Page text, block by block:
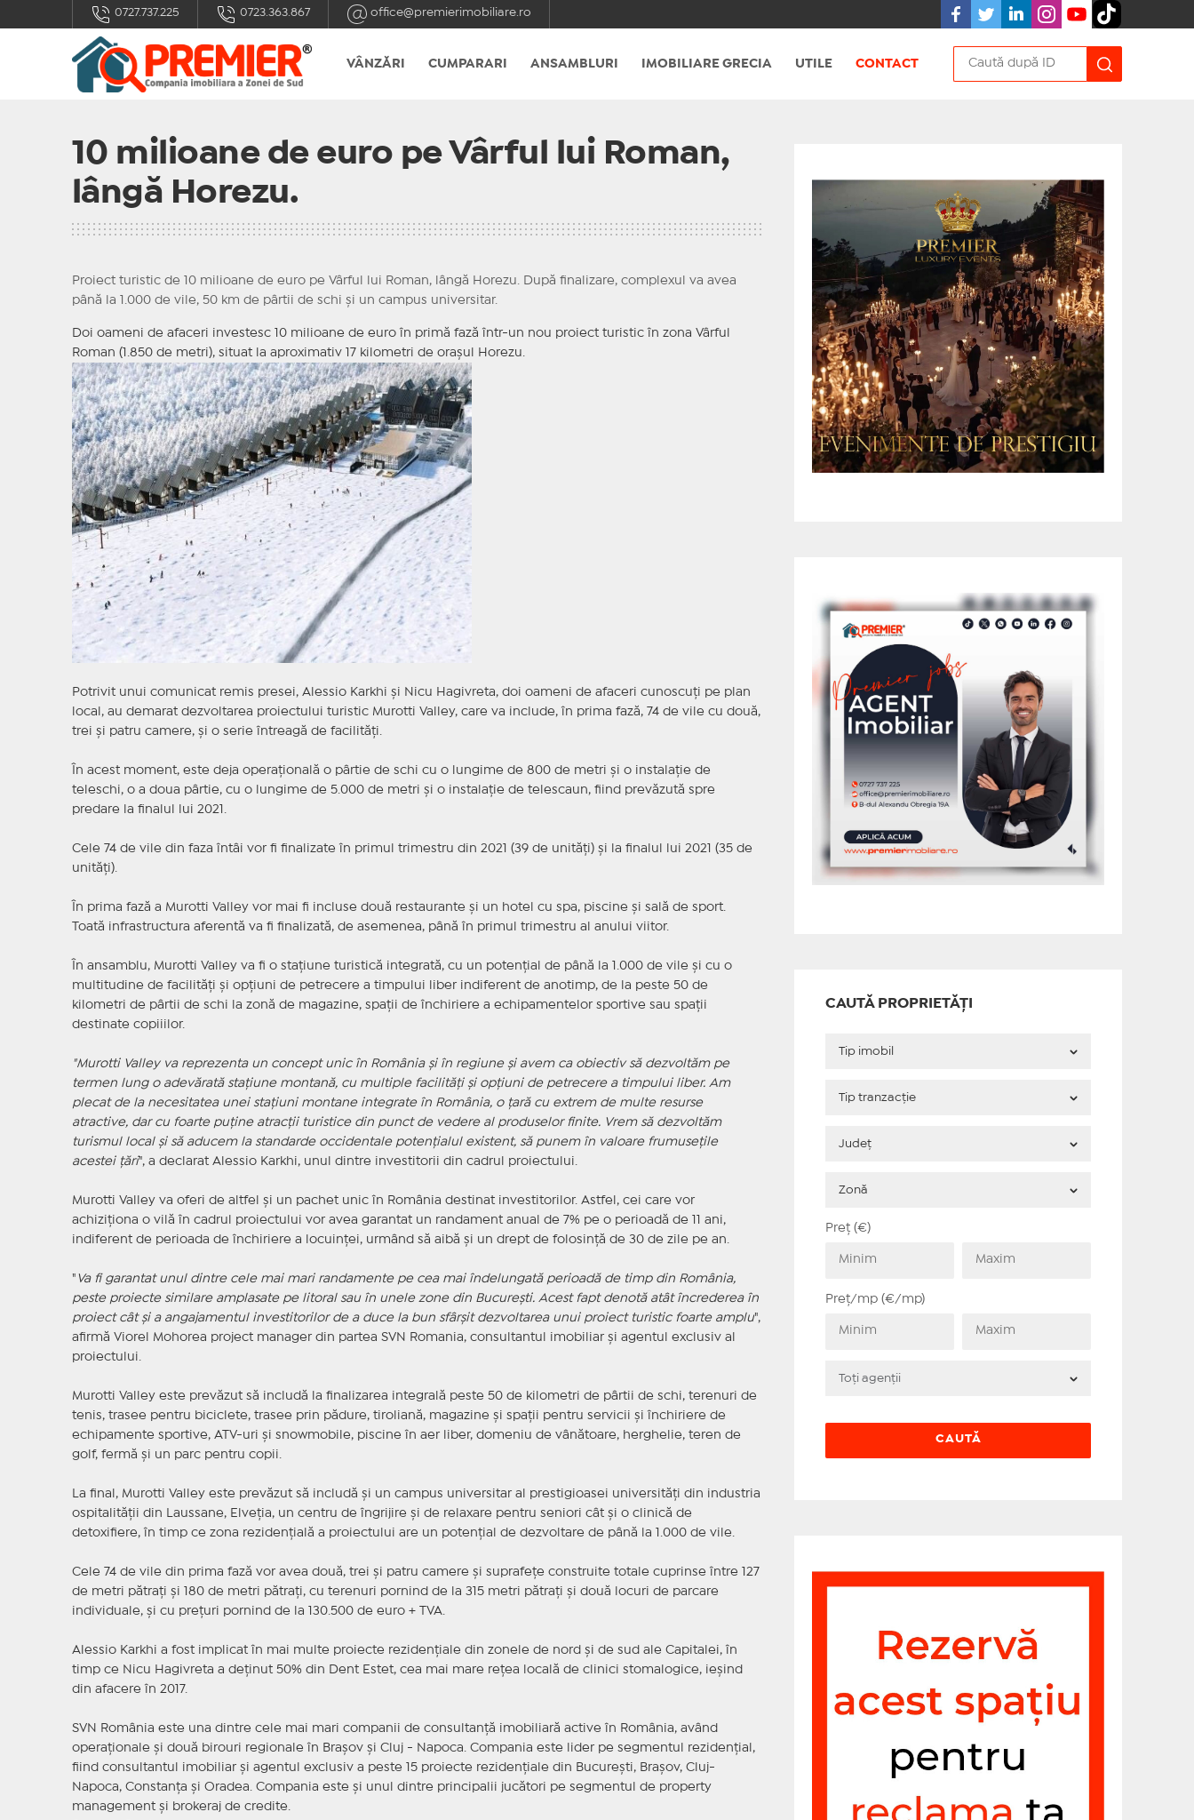
0727.737.225 0723.363.867 office@premierimobiliare.ro
VÂNZĂRI CUMPARARI ANSAMBLURI IMOBILIARE GRECIA UTILE CONTACT
10 milioane de euro pe Vârful lui Roman,
lângă Horezu.
Proiect turistic de 10 milioane de euro pe Vârful lui Roman, lângă Horezu. După finalizare, complexul va avea
până la 1.000 de vile, 50 km de pârtii de schi și un campus universitar.
Doi oameni de afaceri investesc 10 milioane de euro în primă fază într-un nou proiect turistic în zona Vârful
Roman (1.850 de metri), situat la aproximativ 17 kilometri de oraşul Horezu.
Potrivit unui comunicat remis presei, Alessio Karkhi şi Nicu Hagivreta, doi oameni de afaceri cunoscuţi pe plan
local, au demarat dezvoltarea proiectului turistic Murotti Valley, care va include, în prima fază, 74 de vile cu două,
trei şi patru camere, şi o serie întreagă de facilităţi.
În acest moment, este deja operaţională o pârtie de schi cu o lungime de 800 de metri şi o instalaţie de
teleschi, o a doua pârtie, cu o lungime de 5.000 de metri şi o instalaţie de telescaun, fiind prevăzută spre
predare la finalul lui 2021.
Cele 74 de vile din faza întâi vor fi finalizate în primul trimestru din 2021 (39 de unităţi) şi la finalul lui 2021 (35 de
unităţi).
În prima fază a Murotti Valley vor mai fi incluse două restaurante şi un hotel cu spa, piscine şi sală de sport.
Toată infrastructura aferentă va fi finalizată, de asemenea, până în primul trimestru al anului viitor.
În ansamblu, Murotti Valley va fi o staţiune turistică integrată, cu un potenţial de până la 1.000 de vile şi cu o
multitudine de facilităţi şi opţiuni de petrecere a timpului liber indiferent de anotimp, de la peste 50 de
kilometri de pârtii de schi la zonă de magazine, spaţii de închiriere a echipamentelor sportive sau spaţii
destinate copiiilor.
"Murotti Valley va reprezenta un concept unic în România şi în regiune şi avem ca obiectiv să dezvoltăm pe
termen lung o adevărată staţiune montană, cu multiple facilităţi şi opţiuni de petrecere a timpului liber. Am
plecat de la necesitatea unei staţiuni montane integrate în România, o ţară cu extrem de multe resurse
atractive, dar cu foarte puţine atracţii turistice din punct de vedere al produselor finite. Vrem să dezvoltăm
turismul local şi să aducem la standarde occidentale potenţialul existent, să punem în valoare frumuseţile
acestei ţări", a declarat Alessio Karkhi, unul dintre investitorii din cadrul proiectului.
Murotti Valley va oferi de altfel şi un pachet unic în România destinat investitorilor. Astfel, cei care vor
achiziţiona o vilă în cadrul proiectului vor avea garantat un randament anual de 7% pe o perioadă de 11 ani,
indiferent de perioada de închiriere a locuinţei, urmând să aibă şi un drept de folosinţă de 30 de zile pe an.
" Va fi garantat unul dintre cele mai mari randamente pe cea mai îndelungată perioadă de timp din România,
peste proiecte similare amplasate pe litoral sau în unele zone din Bucureşti. Acest fapt denotă atât încrederea în
proiect cât şi a angajamentul investitorilor de a duce la bun sfârşit dezvoltarea unui proiect turistic foarte amplu",
afirmă Viorel Mohorea project manager din partea SVN Romania, consultantul imobiliar şi agentul exclusiv al
proiectului.
Murotti Valley este prevăzut să includă la finalizarea integrală peste 50 de kilometri de pârtii de schi, terenuri de
tenis, trasee pentru biciclete, trasee prin pădure, tiroliană, magazine şi spaţii pentru servicii şi închiriere de
echipamente sportive, ATV-uri şi snowmobile, piscine în aer liber, domeniu de vânătoare, herghelie, teren de
golf, fermă şi un parc pentru copii.
La final, Murotti Valley este prevăzut să includă şi un campus universitar al prestigioasei universităţi din industria
ospitalităţii din Laussane, Elveţia, un centru de îngrijire şi de relaxare pentru seniori cât şi o clinică de
detoxifiere, în timp ce zona rezidenţială a proiectului are un potenţial de dezvoltare de până la 1.000 de vile.
Cele 74 de vile din prima fază vor avea două, trei şi patru camere şi suprafeţe construite totale cuprinse între 127
de metri pătraţi şi 180 de metri pătraţi, cu terenuri pornind de la 315 metri pătraţi şi două locuri de parcare
individuale, şi cu preţuri pornind de la 130.500 de euro + TVA.
Alessio Karkhi a fost implicat în mai multe proiecte rezidenţiale din zonele de nord şi de sud ale Capitalei, în
timp ce Nicu Hagivreta a deţinut 50% din Dent Estet, cea mai mare reţea locală de clinici stomalogice, ieşind
din afacere în 2017.
SVN România este una dintre cele mai mari companii de consultanţă imobiliară active în România, având
operaţionale şi două birouri regionale în Braşov şi Cluj - Napoca. Compania este lider pe segmentul rezidenţial,
fiind consultantul imobiliar şi agentul exclusiv a peste 15 proiecte rezidenţiale din Bucureşti, Braşov, Cluj-
Napoca, Constanţa şi Oradea. Compania este şi unul dintre principalii jucători pe segmentul de property
management şi brokeraj de credite.
CAUTĂ PROPRIETĂȚI
Preț (€)
Preț/mp (€/mp)